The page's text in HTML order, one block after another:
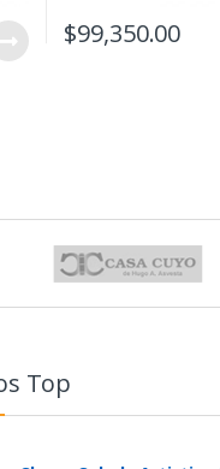
$99,350.00
Top